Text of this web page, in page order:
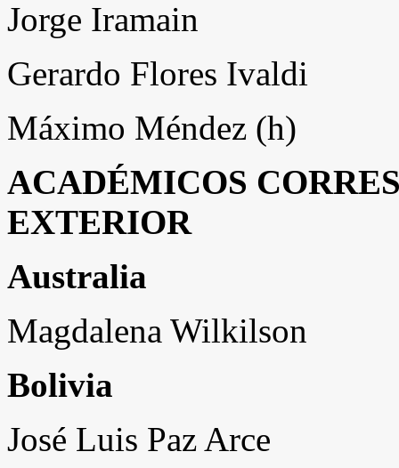
Jorge Iramain
Gerardo Flores Ivaldi
Máximo Méndez (h)
ACADÉMICOS
EXTERIOR
Australia
Magdalena Wilkilson
Bolivia
José Luis Paz Arce